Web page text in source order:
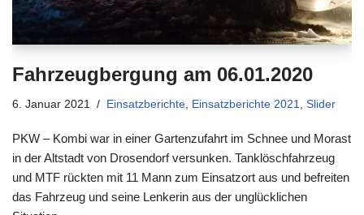
Fahrzeugbergung am 06.01.2020
6. Januar 2021 Einsatzberichte, Einsatzberichte 2021, Slider
PKW – Kombi war in einer Gartenzufahrt im Schnee und Morast
in der Altstadt von Drosendorf versunken. Tanklöschfahrzeug
und MTF rückten mit 11 Mann zum Einsatzort aus und befreiten
das Fahrzeug und seine Lenkerin aus der unglücklichen